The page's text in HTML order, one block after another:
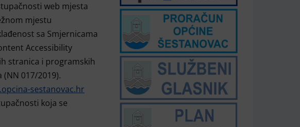
web mjesta
mjestu
sa Smjernicama
Accessibility
stranica i programskih
017/2019).
sestanovac.hr
koja se